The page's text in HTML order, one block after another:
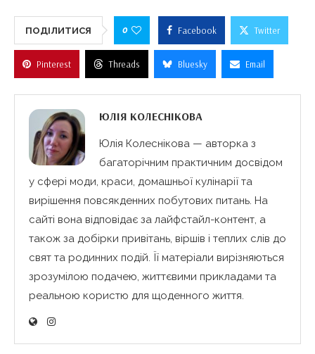
ПОДІЛИТИСЯ 0 Facebook Twitter
Pinterest Threads Bluesky Email
ЮЛІЯ КОЛЕСНІКОВА
Юлія Колеснікова — авторка з
багаторічним практичним досвідом
у сфері моди, краси, домашньої кулінарії та
вирішення повсякденних побутових питань. На
сайті вона відповідає за лайфстайл-контент, а
також за добірки привітань, віршів і теплих слів до
свят та родинних подій. Її матеріали вирізняються
зрозумілою подачею, життєвими прикладами та
реальною користю для щоденного життя.